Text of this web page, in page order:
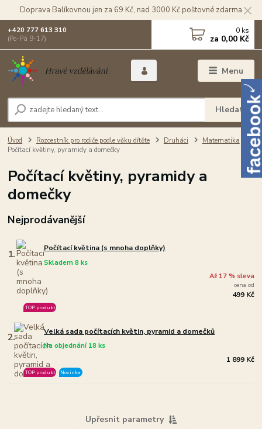
Doprava Balíkovnou jen za 69 Kč, nad 3000 Kč poštovné zdarma
Menu
Hledat
+420 777 613 310
(Po-Pá 9-17)
0 ks
za 0,00 Kč
Úvod Rozcestník pro rodiče podle věku dítěte Druháci
Matematika
Počítací květiny, pyramidy a domečky
Počítací květiny, pyramidy a
domečky
Nejprodávanější
1. Počítací květina (s mnoha doplňky)
Skladem 8 ks
TOP produkt
Až 17 % sleva
cena od
499 Kč
2. Velká sada počítacích květin, pyramid a domečků
Na objednání 18 ks
TOP produkt Novinka
1 899 Kč
Upřesnit parametry